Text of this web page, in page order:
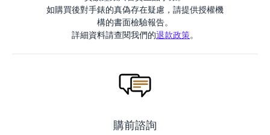
如購買後對手錶的真偽存在疑慮，請提供授權機
構的書面檢驗報告。
詳細資料請查閱我們的退款政策。
購前諮詢